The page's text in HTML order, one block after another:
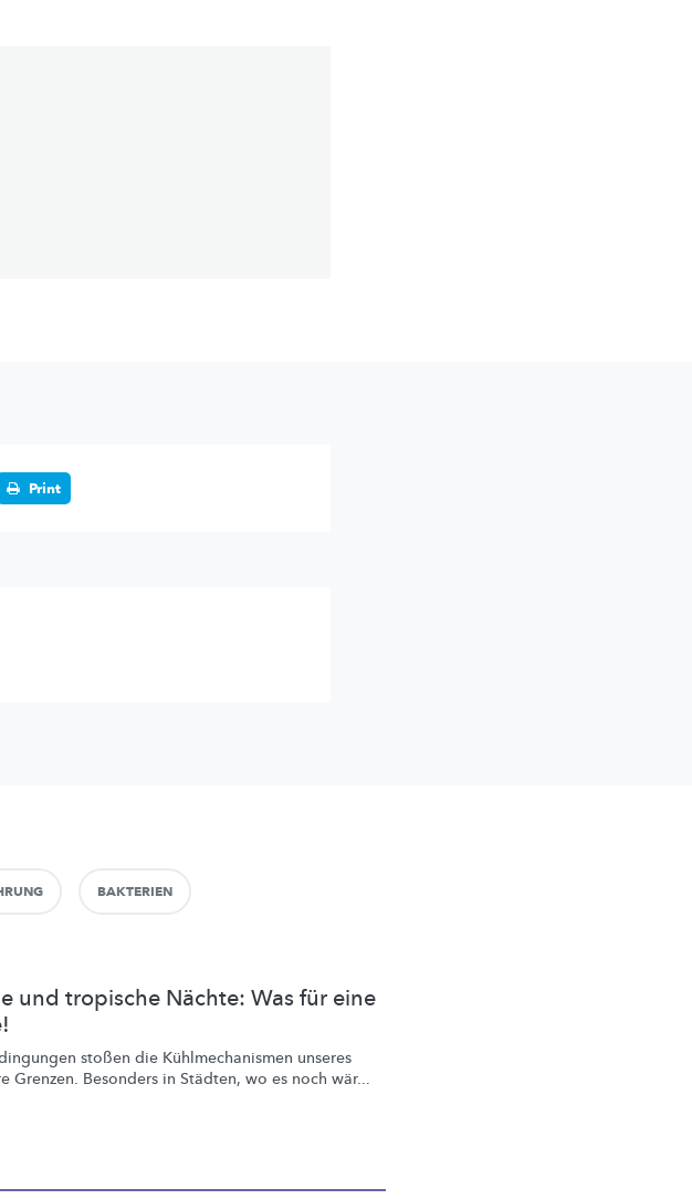
Print
BAKTERIEN
und tropische Nächte: Was für eine
stoßen die Kühlmechanismen unseres
Grenzen. Besonders in Städten, wo es noch wär...